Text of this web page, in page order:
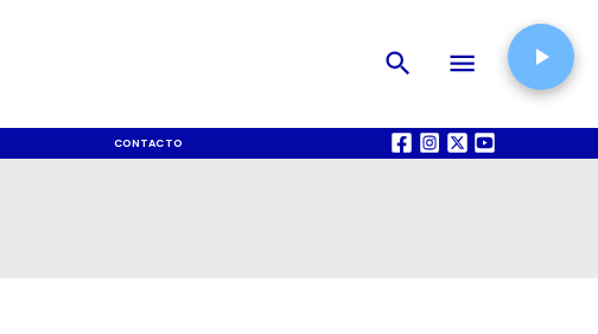
CONTACTO QUIÉNES SOMOS